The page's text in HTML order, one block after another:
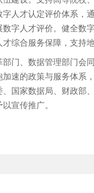
人才认定评价体系，
字人才评价。健全数
综合服务保障，支持
部门、数据管理部门会
速的政策与服务体系
、国家数据局、财政部
宣传推广。